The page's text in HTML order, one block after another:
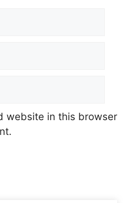
website in this browser